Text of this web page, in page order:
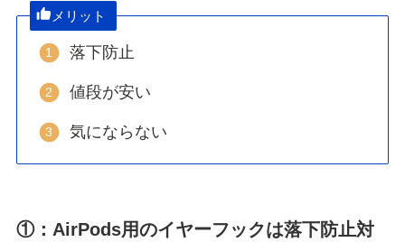
メリット
落下防止
値段が安い
気にならない
①：AirPods用のイヤーフックは落下防止対